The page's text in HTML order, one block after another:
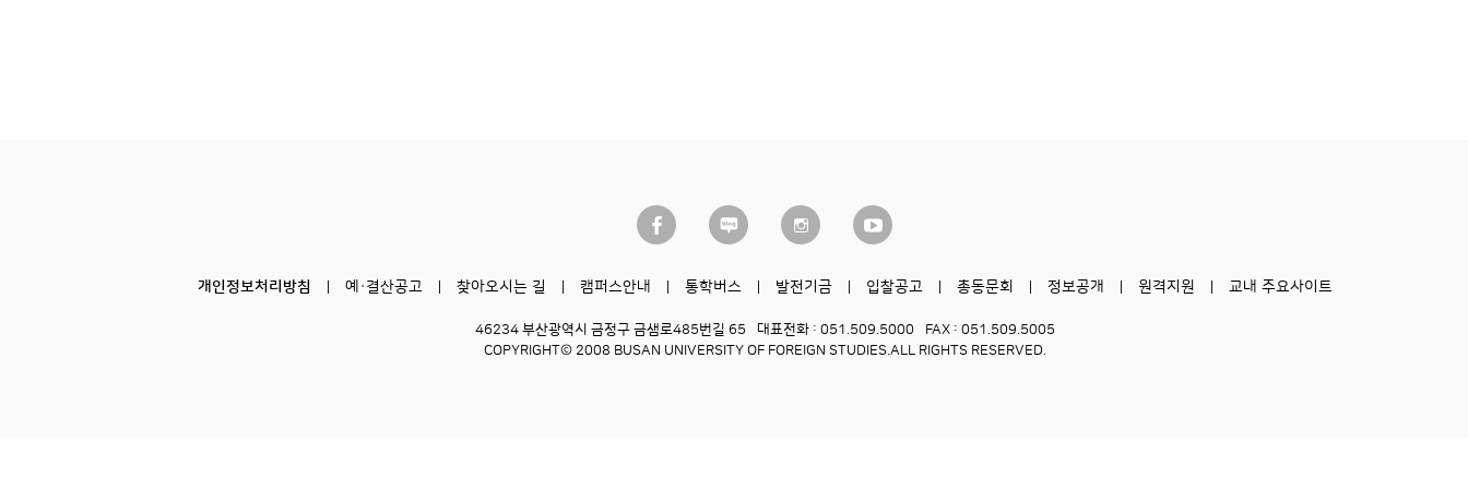
개인정보처리방침 예·결산공고 찾아오시는 길 캠퍼스안내 통학버스 발전기금 입찰공고 총동문회 정보공개 원격지원 교내 주요사이트
46234 부산광역시 금정구 금샘로485번길 65 대표전화 : 051.509.5000
FAX : 051.509.5005
COPYRIGHT© 2008 BUSAN UNIVERSITY OF FOREIGN STUDIES. ALL RIGHTS RESERVED.